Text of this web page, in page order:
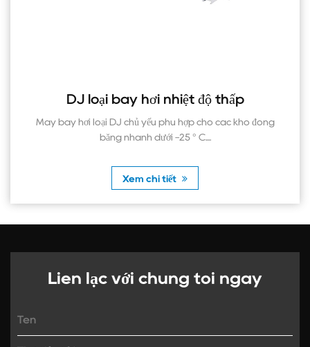
DJ loại bay hơi nhiệt độ thấp
bay hơi loại DJ chủ yếu phù hợp cho các kho đóng
băng nhanh dưới -25 ° C....
Xem chi tiết
Liên lạc với chúng tôi ngay